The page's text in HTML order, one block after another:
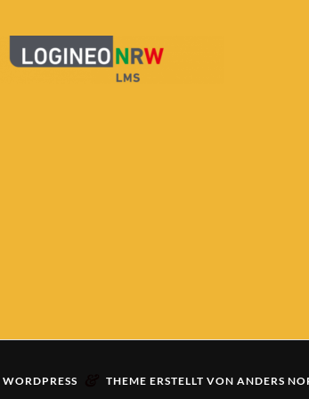
WORDPRESS THEME ERSTELLT VON ANDERS